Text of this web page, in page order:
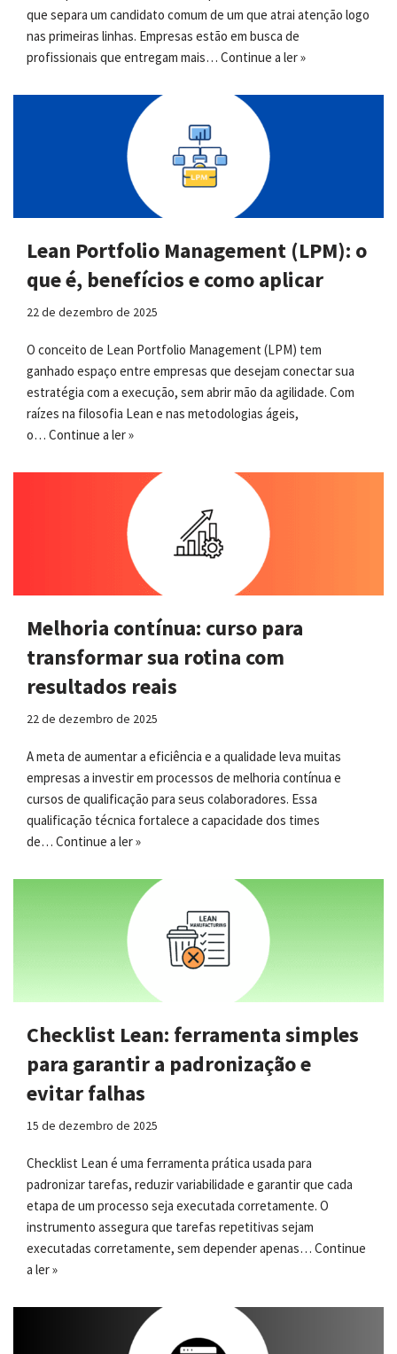
que separa um candidato comum de um que atrai atenção logo
nas primeiras linhas. Empresas estão em busca de
profissionais que entregam mais… Continue a ler »
Lean Portfolio Management (LPM): o
que é, benefícios e como aplicar
22 de dezembro de 2025
O conceito de Lean Portfolio Management (LPM) tem
ganhado espaço entre empresas que desejam conectar sua
estratégia com a execução, sem abrir mão da agilidade. Com
raízes na filosofia Lean e nas metodologias ágeis,
o… Continue a ler »
Melhoria contínua: curso para
transformar sua rotina com
resultados reais
22 de dezembro de 2025
A meta de aumentar a eficiência e a qualidade leva muitas
empresas a investir em processos de melhoria contínua e
cursos de qualificação para seus colaboradores. Essa
qualificação técnica fortalece a capacidade dos times
de… Continue a ler »
Checklist Lean: ferramenta simples
para garantir a padronização e
evitar falhas
15 de dezembro de 2025
Checklist Lean é uma ferramenta prática usada para
padronizar tarefas, reduzir variabilidade e garantir que cada
etapa de um processo seja executada corretamente. O
instrumento assegura que tarefas repetitivas sejam
executadas corretamente, sem depender apenas… Continue
a ler »